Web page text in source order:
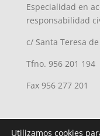
Especialidad en
responsabilidad
c/ Santa Teresa
Tfno. 956 201 194
Fax 956 277 201
Utilizamos cookies